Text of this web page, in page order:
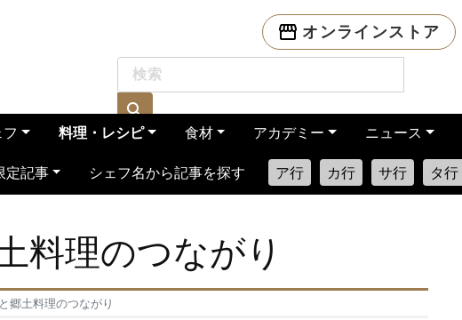
オンラインストア
フ 料理・レシピ 食材 アカデミー ニュース
定記事 シェフ名から記事を探す ア行 カ行 サ行 タ行
料理のつながり
郷土料理のつながり